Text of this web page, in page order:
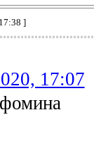
]
17:07